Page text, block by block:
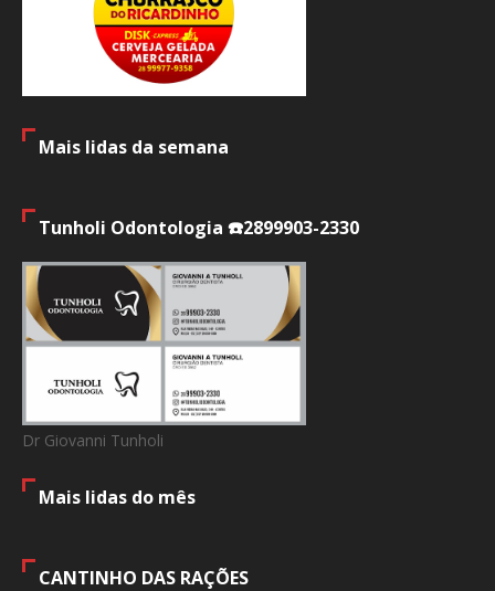
Mais lidas da semana
Tunholi Odontologia ☎️2899903-2330
Dr Giovanni Tunholi
Mais lidas do mês
CANTINHO DAS RAÇÕES